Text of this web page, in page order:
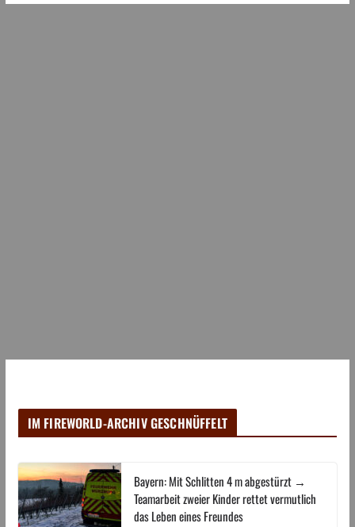
IM FIREWORLD-ARCHIV GESCHNÜFFELT
Bayern: Mit Schlitten 4 m abgestürzt →
Teamarbeit zweier Kinder rettet vermutlich
das Leben eines Freundes